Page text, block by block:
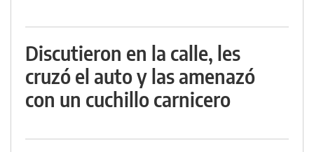
Discutieron en la calle, les
cruzó el auto y las amenazó
con un cuchillo carnicero